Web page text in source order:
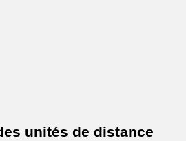
unités de distance